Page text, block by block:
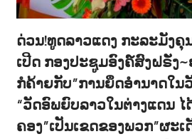
ດ່ວນ!ທູດລາວແດງ ກະລະມັງຄຸ
ເປີດ ກອງປະຊູມອົງຄ໌ສົງຝຣັ່ງ
ກໍຄ້າຍກັບ”ການຍຶດອຳນາດໃນ
“ວັດອົພຍົບລາວໃນຕ່າງແດນ ໄ
ຄອງ”ເປັນເຂດຂອງພວກ”ຜະ